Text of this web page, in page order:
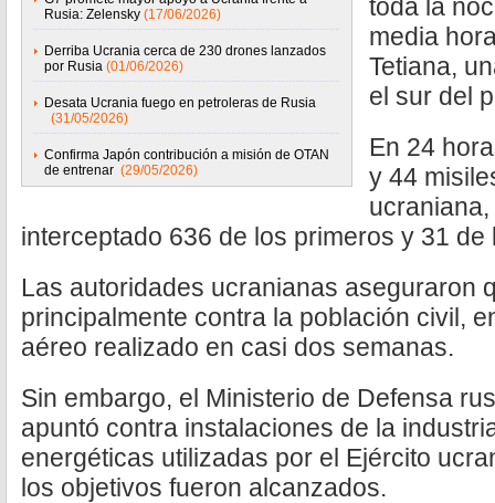
Rusia: Zelensky (17/06/2026)
Derriba Ucrania cerca de 230 drones lanzados
por Rusia (01/06/2026)
Desata Ucrania fuego en petroleras de Rusia
(31/05/2026)
Confirma Japón contribución a misión de OTAN
de entrenar (29/05/2026)
toda la
media
Tetiana,
el sur del
En 24
y 44
interceptado 636 de los primeros y 31 de
Las autoridades ucranianas aseguraron
principalmente contra la población civil,
aéreo realizado en casi dos semanas.
Sin embargo, el Ministerio de Defensa
apuntó contra instalaciones de la
energéticas utilizadas por el Ejército
los objetivos fueron alcanzados.